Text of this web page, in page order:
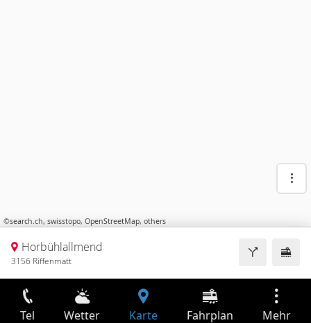
©search.ch, swisstopo, OpenStreetMap, others
Horbühlallmend
3156 Riffenmatt
Tel Wetter Karte Fahrplan Mehr